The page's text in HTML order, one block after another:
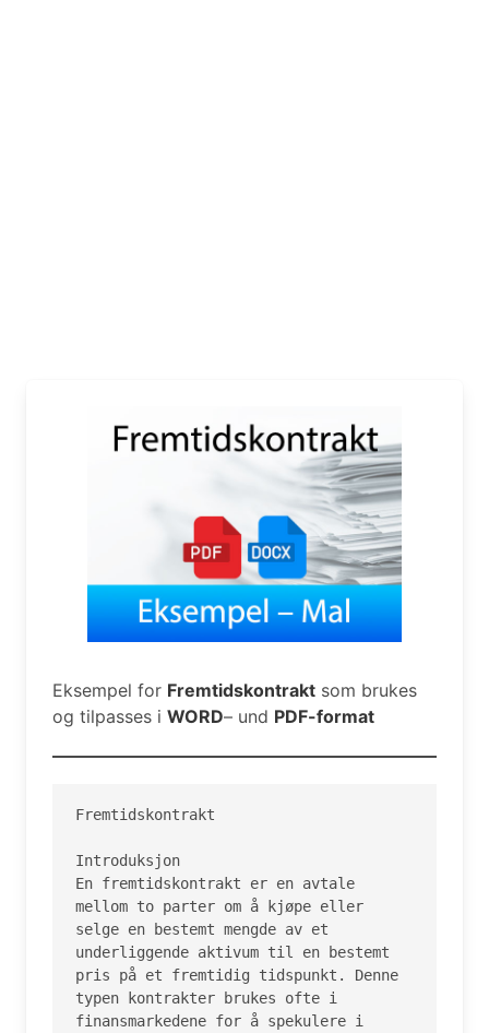
Eksempel for Fremtidskontrakt som brukes
og tilpasses i WORD– und PDF-format
Fremtidskontrakt
Introduksjon
En fremtidskontrakt er en avtale
mellom to parter om å kjøpe eller
selge en bestemt mengde av et
underliggende aktivum til en bestemt
pris på et fremtidig tidspunkt. Denne
typen kontrakter brukes ofte i
finansmarkedene for å spekulere i